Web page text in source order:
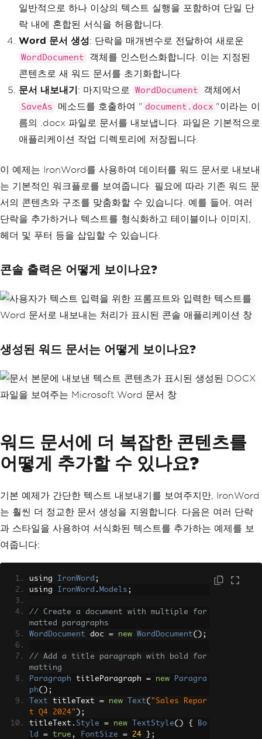
일반적으로 하나 이상의 텍스트 실행을 포함하여 단일 단
락 내에 혼합된 서식을 허용합니다.
Word 문서 생성: 단락을 매개변수로 전달하여 새로운
WordDocument
객체를 인스턴스화합니다. 이는 지정된
콘텐츠로 새 워드 문서를 초기화합니다.
문서 내보내기 : 마지막으로 WordDocument 객체에서
SaveAs 메소드를 호출하여 " document.docx "이라는 이
름의 .docx 파일로 문서를 내보냅니다. 파일은 기본적으로
애플리케이션 작업 디렉토리에 저장됩니다.
이 예제는 IronWord를 사용하여 데이터를 워드 문서로 내보내
는 기본적인 워크플로를 보여줍니다. 필요에 따라 기존 워드 문
서의 콘텐츠와 구조를 맞춤화할 수 있습니다. 예를 들어, 여러
단락을 추가하거나 텍스트를 형식화하고 테이블이나 이미지,
헤더 및 푸터 등을 삽입할 수 있습니다.
콘솔 출력은 어떻게 보이나요?
생성된 워드 문서는 어떻게 보이나요?
워드 문서에 더 복잡한 콘텐츠를
어떻게 추가할 수 있나요?
기본 예제가 간단한 텍스트 내보내기를 보여주지만, IronWord
는 훨씬 더 정교한 문서 생성을 지원합니다. 다음은 여러 단락
과 스타일을 사용하여 서식화된 텍스트를 추가하는 예제를 보
여줍니다:
using IronWord ;
using IronWord . Models ;
// Create a document with multiple for
matted paragraphs
WordDocument doc = new WordDocument();
// Add a title paragraph with bold for
matting
Paragraph titleParagraph = new
Paragra
ph();
Text titleText = new Text( "Sales Repor
t Q4 2024" );
titleText . Style = new TextStyle() {
Bo
ld
= true , FontSize = 24
};